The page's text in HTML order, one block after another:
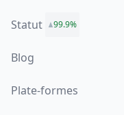
Statut 99.9%
Blog
Plate-formes